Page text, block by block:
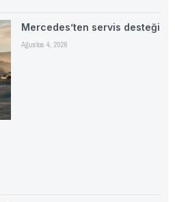
Mercedes’ten servis desteği
Ağustos 4, 2026